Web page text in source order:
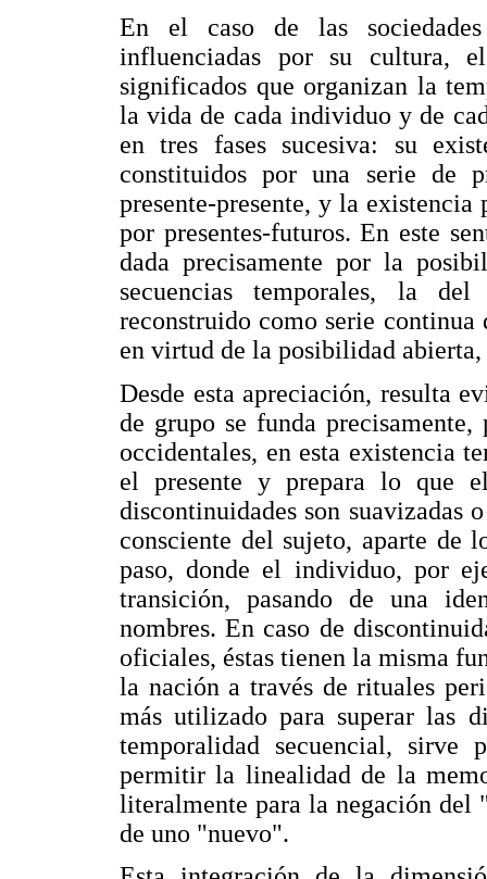
En el caso de las
influenciadas por su cultura,
significados que organizan la
la vida de cada individuo y de
en tres fases sucesiva: su
constituidos por una serie de
presente-presente, y la
por presentes-futuros. En este
dada precisamente por la
secuencias temporales, la del
reconstruido como serie continua
en virtud de la posibilidad abierta,
Desde esta apreciación, resulta
de grupo se funda
occidentales, en esta existencia
el presente y prepara lo que
discontinuidades son suavizadas
consciente del sujeto, aparte de
paso, donde el individuo, por
transición, pasando de una
nombres. En caso de
oficiales, éstas tienen la misma
la nación a través de rituales
más utilizado para superar las
temporalidad secuencial,
permitir la linealidad de la
literalmente para la negación
de uno "nuevo".